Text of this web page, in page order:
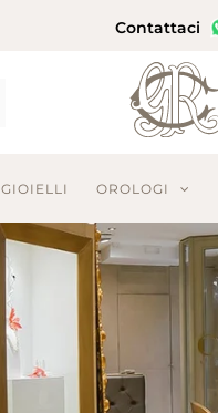
Contattaci
GIOIELLI OROLOGI